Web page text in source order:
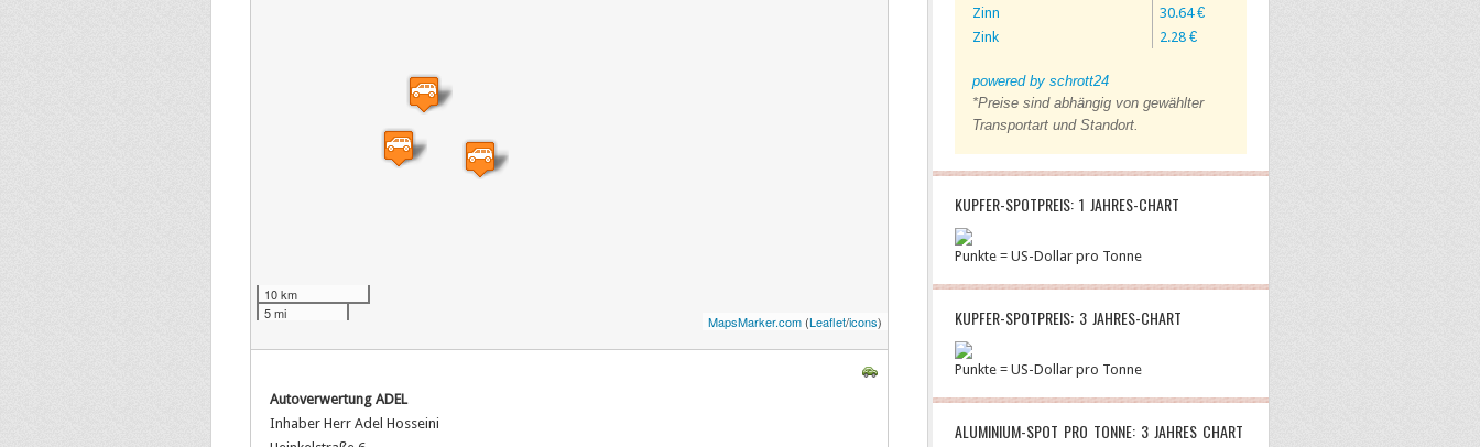
10 km
5 mi
MapsMarker.com (Leaflet/icons)
Autoverwertung ADEL
Inhaber Herr Adel Hosseini
Zinn
30.64 €
Zink
2.28 €
powered by schrott24
*Preise sind abhängig von gewählter
Transportart und Standort.
KUPFER-SPOTPREIS: 1 JAHRES-CHART
Punkte = US-Dollar pro Tonne
KUPFER-SPOTPREIS: 3 JAHRES-CHART
Punkte = US-Dollar pro Tonne
ALUMINIUM-SPOT PRO TONNE: 3 JAHRES CHART